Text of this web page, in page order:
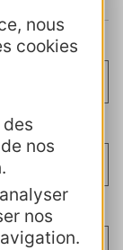
nous
cookies
nos
nos